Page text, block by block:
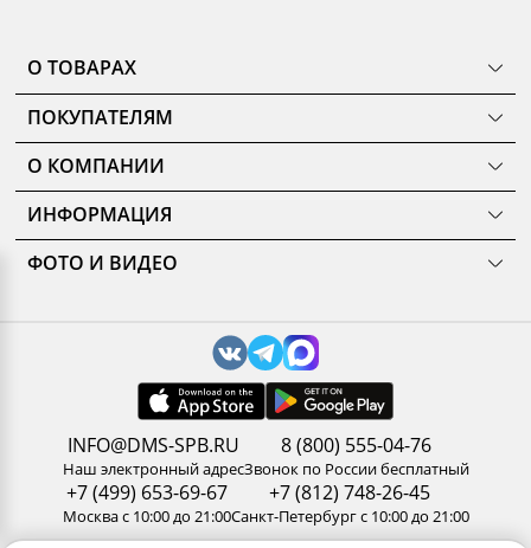
О ТОВАРАХ
ТОВАРЫ
КОМНАТЫ
КОЛЛЕКЦИИ
НОВИНКИ
РАСПРОДАЖА
АКЦИИ
ПОКУПАТЕЛЯМ
Как сделать заказ
Оплата
О ценах и скидках
Подарочные сертификаты
Доставка и сборка
Замер помещения
Корпоративным клиентам
Правила и условия обмена и возврата товара
О КОМПАНИИ
Наши салоны
История
Нам доверяют
Новости
Стань партнером ДМС-Маркет
Результаты оценки труда
Контакты
ИНФОРМАЦИЯ
Уход за мебелью
Карельский стандарт
Обработка персональных данных
Пользовательское соглашение
ФОТО И ВИДЕО
INFO@DMS-SPB.RU
Наш электронный адрес
8 (800) 555-04-76
Звонок по России бесплатный
+7 (499) 653-69-67
Москва с 10:00 до 21:00
+7 (812) 748-26-45
Санкт-Петербург с 10:00 до 21:00